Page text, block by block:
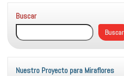
Buscar
Buscar
Nuestro Proyecto para Miraflores